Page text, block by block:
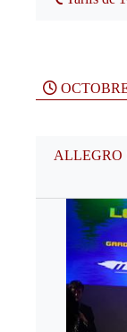
ALLEGRO